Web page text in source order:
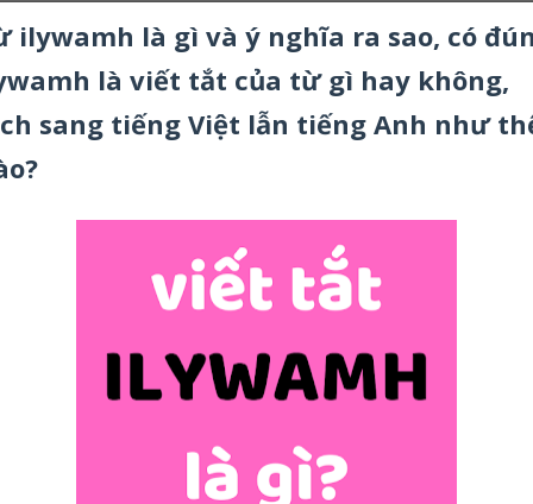
ilywamh là gì và ý nghĩa ra sao, có
là viết tắt của từ gì hay không,
sang tiếng Việt lẫn tiếng Anh như